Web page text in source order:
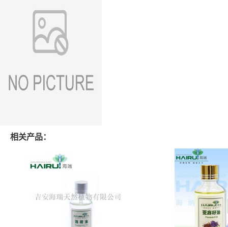
相关产品：